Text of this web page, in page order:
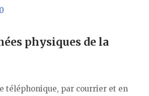
physiques de la
téléphonique, par courrier et en